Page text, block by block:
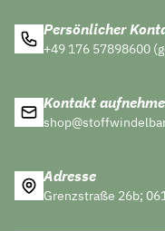
Persönlicher
+49 176 57898600
Kontakt
Adresse
Grenzstraße 26b;